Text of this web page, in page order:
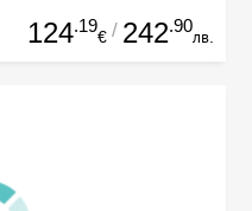
124.19
€ / 242.90
лв.